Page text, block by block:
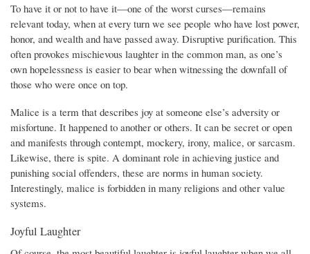
To have it or not to have it—one of the worst curses—remains
relevant today, when at every turn we see people who have lost power,
honor, and wealth and have passed away. Disruptive purification. This
often provokes mischievous laughter in the common man, as one’s
own hopelessness is easier to bear when witnessing the downfall of
those who were once on top.
Malice is a term that describes joy at someone else’s adversity or
misfortune. It happened to another or others. It can be secret or open
and manifests through contempt, mockery, irony, malice, or sarcasm.
Likewise, there is spite. A dominant role in achieving justice and
punishing social offenders, these are norms in human society.
Interestingly, malice is forbidden in many religions and other value
systems.
Joyful Laughter